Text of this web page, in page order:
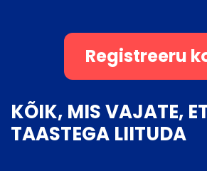
Registreeru
KÕIK, MIS VAJATE,
TAASTEGA LIITUDA